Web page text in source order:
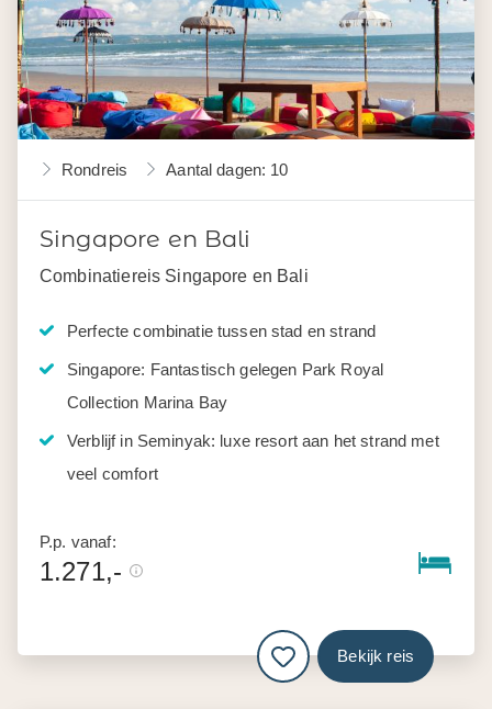
Rondreis Aantal dagen: 10
Singapore en Bali
Combinatiereis Singapore en Bali
Perfecte combinatie tussen stad en strand
Singapore: Fantastisch gelegen Park Royal
Collection Marina Bay
Verblijf in Seminyak: luxe resort aan het strand met
veel comfort
P.p. vanaf:
1.271,-
Bekijk reis